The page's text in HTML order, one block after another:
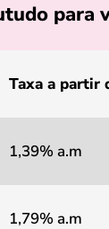
para
Taxa a partir
1,39% a.m
1,79% a.m